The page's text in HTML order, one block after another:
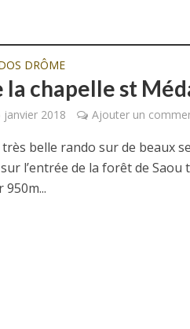
DRÔME
la chapelle st
janvier 2018 Ajouter un
très belle rando sur de beaux
l’entrée de la forêt de
950m...